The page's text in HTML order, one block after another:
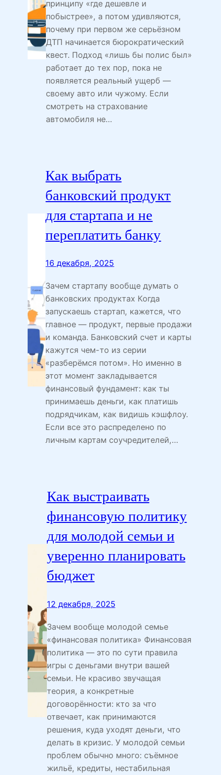
принципу «где дешевле и
побыстрее», а потом удивляются,
почему при первом же серьёзном
ДТП начинается бюрократический
квест. Подход «лишь бы полис был»
работает до тех пор, пока не
появляется реальный ущерб —
своему авто или чужому. Если
смотреть на страхование
автомобиля не…
Как выбрать
банковский продукт
для стартапа и не
переплатить банку
16 декабря, 2025
Зачем стартапу вообще думать о
банковских продуктах Когда
запускаешь стартап, кажется, что
главное — продукт, первые продажи
и команда. Банковский счет и карты
кажутся чем-то из серии
«разберёмся потом». Но именно в
этот момент закладывается
финансовый фундамент: как ты
принимаешь деньги, как платишь
подрядчикам, как видишь кэшфлоу.
Если все это распределено по
личным картам соучредителей,…
Как выстраивать
финансовую политику
для молодой семьи и
уверенно планировать
бюджет
12 декабря, 2025
Зачем вообще молодой семье
«финансовая политика» Финансовая
политика — это по сути правила
игры с деньгами внутри вашей
семьи. Не красиво звучащая
теория, а конкретные
договорённости: кто за что
отвечает, как принимаются
решения, куда уходят деньги, что
делать в кризис. У молодой семьи
проблем обычно много: съёмное
жильё, кредиты, нестабильная